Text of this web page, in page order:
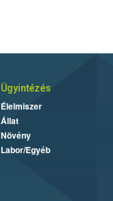
Ügyintézés
Élelmiszer
Állat
Növény
Labor/Egyéb